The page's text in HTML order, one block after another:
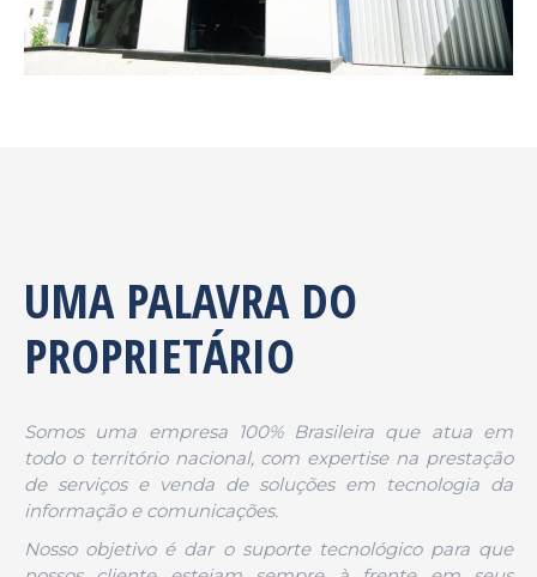
UMA PALAVRA DO
PROPRIETÁRIO
Somos uma empresa 100% Brasileira que atua em
todo o território nacional, com expertise na prestação
de serviços e venda de soluções em tecnologia da
informação e comunicações.
Nosso objetivo é dar o suporte tecnológico para que